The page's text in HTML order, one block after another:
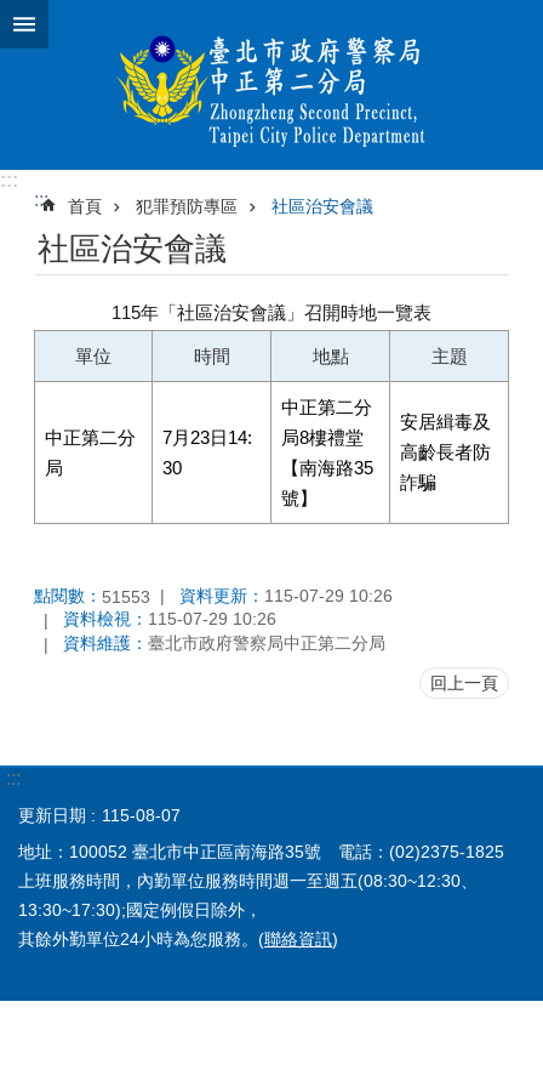
跳到主要內容區塊
:::
:::
首頁 犯罪預防專區 社區治安會議
社區治安會議
115年「社區治安會議」召開時地一覽表
單位 時間 地點 主題
中正第二分
局
7月23日14:
30
中正第二分
局8樓禮堂
【南海路35
號】
安居緝毒及
高齡長者防
詐騙
點閱數： 51553 資料更新： 115-07-29 10:26
資料檢視： 115-07-29 10:26
資料維護： 臺北市政府警察局中正第二分局
回上一頁
:::
更新日期
115-08-07
地址：100052 臺北市中正區南海路35號 電話：(02)2375-1825
上班服務時間，內勤單位服務時間週一至週五(08:30~12:30、
13:30~17:30);國定例假日除外，
其餘外勤單位24小時為您服務。(聯絡資訊)